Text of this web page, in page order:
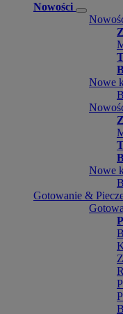
Nowości
Nowe
Nowe
Gotowanie &